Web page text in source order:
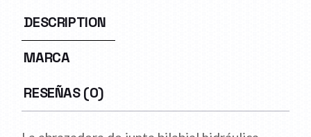
DESCRIPTION
MARCA
RESEÑAS (0)